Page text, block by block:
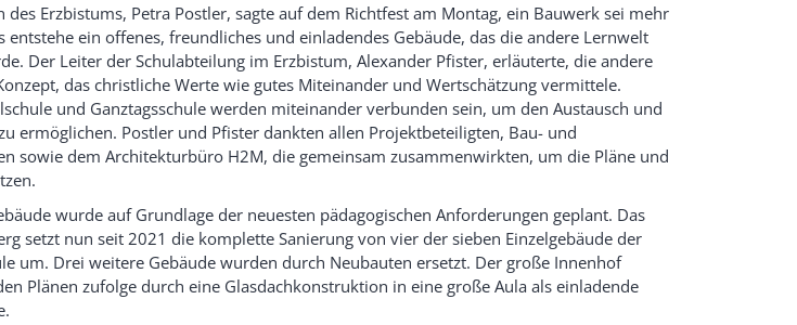
des Erzbistums, Petra Postler, sagte auf dem Richtfest am Montag, ein Bauwerk sei mehr
entstehe ein offenes, freundliches und einladendes Gebäude, das die andere Lernwelt
Der Leiter der Schulabteilung im Erzbistum, Alexander Pfister, erläuterte, die andere
das christliche Werte wie gutes Miteinander und Wertschätzung vermittele.
und Ganztagsschule werden miteinander verbunden sein, um den Austausch und
ermöglichen. Postler und Pfister dankten allen Projektbeteiligten, Bau- und
sowie dem Architekturbüro H2M, die gemeinsam zusammenwirkten, um die Pläne und
wurde auf Grundlage der neuesten pädagogischen Anforderungen geplant. Das
setzt nun seit 2021 die komplette Sanierung von vier der sieben Einzelgebäude der
um. Drei weitere Gebäude wurden durch Neubauten ersetzt. Der große Innenhof
Plänen zufolge durch eine Glasdachkonstruktion in eine große Aula als einladende